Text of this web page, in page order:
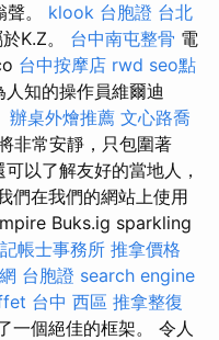
。 klook 台胞證 台北
K.Z。 台中南屯整骨 電
台中按摩店 rwd seo點
知的操作員維爾迪
辦桌外燴推薦 文心路喬
非常安靜，只包圍著
可以了解友好的當地人，
們在我們的網站上使用
Buks.ig sparkling
記帳士事務所 推拿價格
台胞證 search engine
台中 西區 推拿整復
一個絕佳的框架。 令人